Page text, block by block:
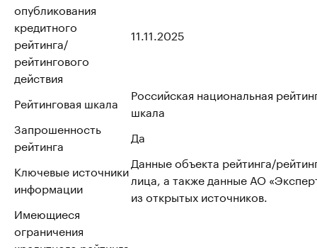
опубликования
кредитного
рейтинга/
рейтингового
действия
11.11.2025
Рейтинговая шкала
Российская национальная
шкала
Запрошенность
рейтинга
Да
Ключевые источники
информации
Данные объекта рейтинга/
лица, а также данные АО
из открытых источников.
Имеющиеся
ограничения